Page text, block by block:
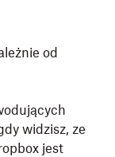
od
widzisz, ze
jest